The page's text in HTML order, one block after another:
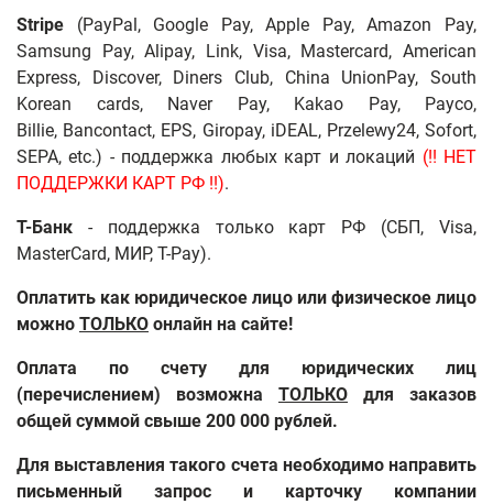
Stripe (PayPal, Google Pay, Apple Pay, Amazon Pay,
Samsung Pay, Alipay, Link, Visa, Mastercard, American
Express, Discover, Diners Club, China UnionPay, South
Korean cards, Naver Pay, Kakao Pay, Payco,
Billie, Bancontact, EPS, Giropay, iDEAL, Przelewy24, Sofort,
SEPA, etc.) - поддержка любых карт и локаций (!! НЕТ
ПОДДЕРЖКИ КАРТ РФ !!).
T-Банк - поддержка только карт РФ (СБП, Visa,
MasterCard, МИР, T-Pay).
Оплатить как юридическое лицо или физическое лицо
можно ТОЛЬКО онлайн на сайте!
Оплата по счету для юридических лиц
(перечислением) возможна ТОЛЬКО для заказов
общей суммой свыше 200 000 рублей.
Для выставления такого счета необходимо направить
письменный запрос и карточку компании